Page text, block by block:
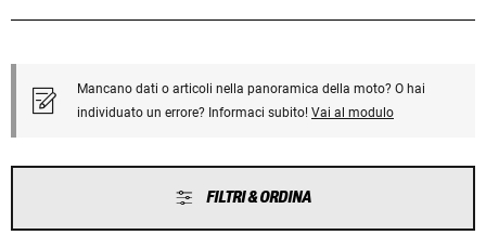
Mancano dati o articoli nella panoramica della moto? O hai
individuato un errore? Informaci subito! Vai al modulo
FILTRI & ORDINA